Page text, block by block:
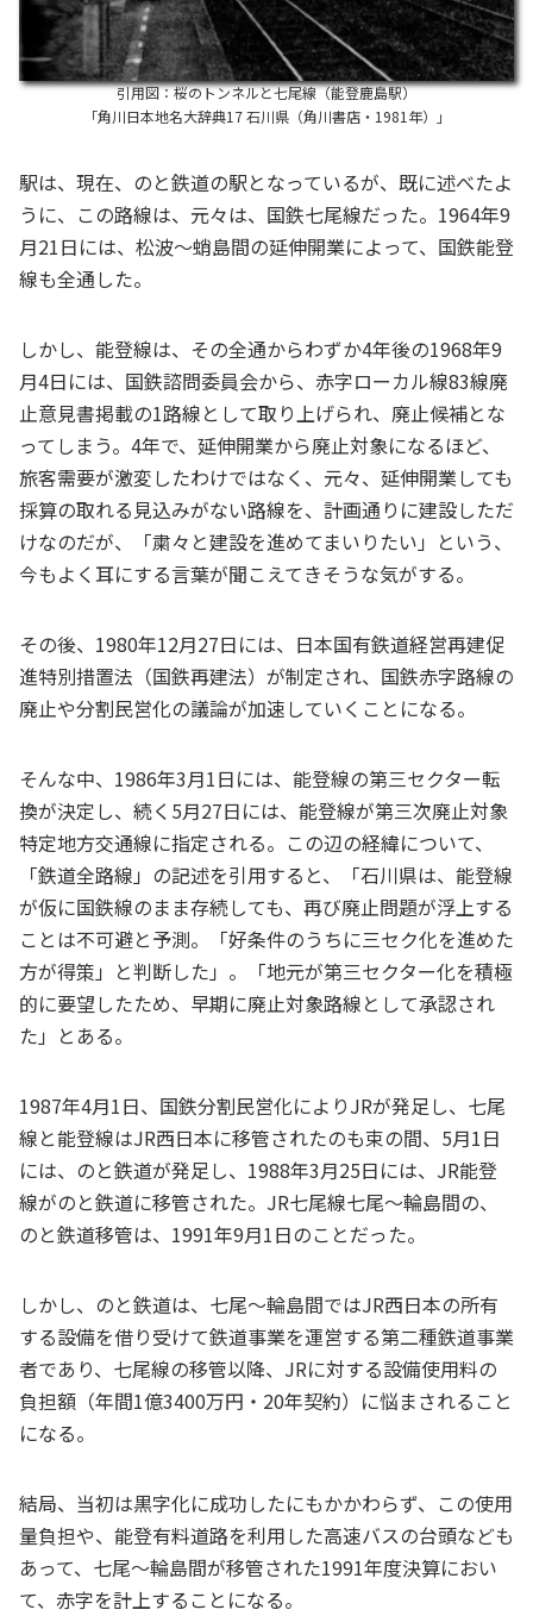
引用図：桜のトンネルと七尾線（能登鹿島駅）
「角川日本地名大辞典17 石川県（角川書店・1981年）」
駅は、現在、のと鉄道の駅となっているが、既に述べたよ
うに、この路線は、元々は、国鉄七尾線だった。1964年9
月21日には、松波～蛸島間の延伸開業によって、国鉄能登
線も全通した。
しかし、能登線は、その全通からわずか4年後の1968年9
月4日には、国鉄諮問委員会から、赤字ローカル線83線廃
止意見書掲載の1路線として取り上げられ、廃止候補とな
ってしまう。4年で、延伸開業から廃止対象になるほど、
旅客需要が激変したわけではなく、元々、延伸開業しても
採算の取れる見込みがない路線を、計画通りに建設しただ
けなのだが、「粛々と建設を進めてまいりたい」という、
今もよく耳にする言葉が聞こえてきそうな気がする。
その後、1980年12月27日には、日本国有鉄道経営再建促
進特別措置法（国鉄再建法）が制定され、国鉄赤字路線の
廃止や分割民営化の議論が加速していくことになる。
そんな中、1986年3月1日には、能登線の第三セクター転
換が決定し、続く5月27日には、能登線が第三次廃止対象
特定地方交通線に指定される。この辺の経緯について、
「鉄道全路線」の記述を引用すると、「石川県は、能登線
が仮に国鉄線のまま存続しても、再び廃止問題が浮上する
ことは不可避と予測。「好条件のうちに三セク化を進めた
方が得策」と判断した」。「地元が第三セクター化を積極
的に要望したため、早期に廃止対象路線として承認され
た」とある。
1987年4月1日、国鉄分割民営化によりJRが発足し、七尾
線と能登線はJR西日本に移管されたのも束の間、5月1日
には、のと鉄道が発足し、1988年3月25日には、JR能登
線がのと鉄道に移管された。JR七尾線七尾～輪島間の、
のと鉄道移管は、1991年9月1日のことだった。
しかし、のと鉄道は、七尾～輪島間ではJR西日本の所有
する設備を借り受けて鉄道事業を運営する第二種鉄道事業
者であり、七尾線の移管以降、JRに対する設備使用料の
負担額（年間1億3400万円・20年契約）に悩まされること
になる。
結局、当初は黒字化に成功したにもかかわらず、この使用
量負担や、能登有料道路を利用した高速バスの台頭なども
あって、七尾～輪島間が移管された1991年度決算におい
て、赤字を計上することになる。